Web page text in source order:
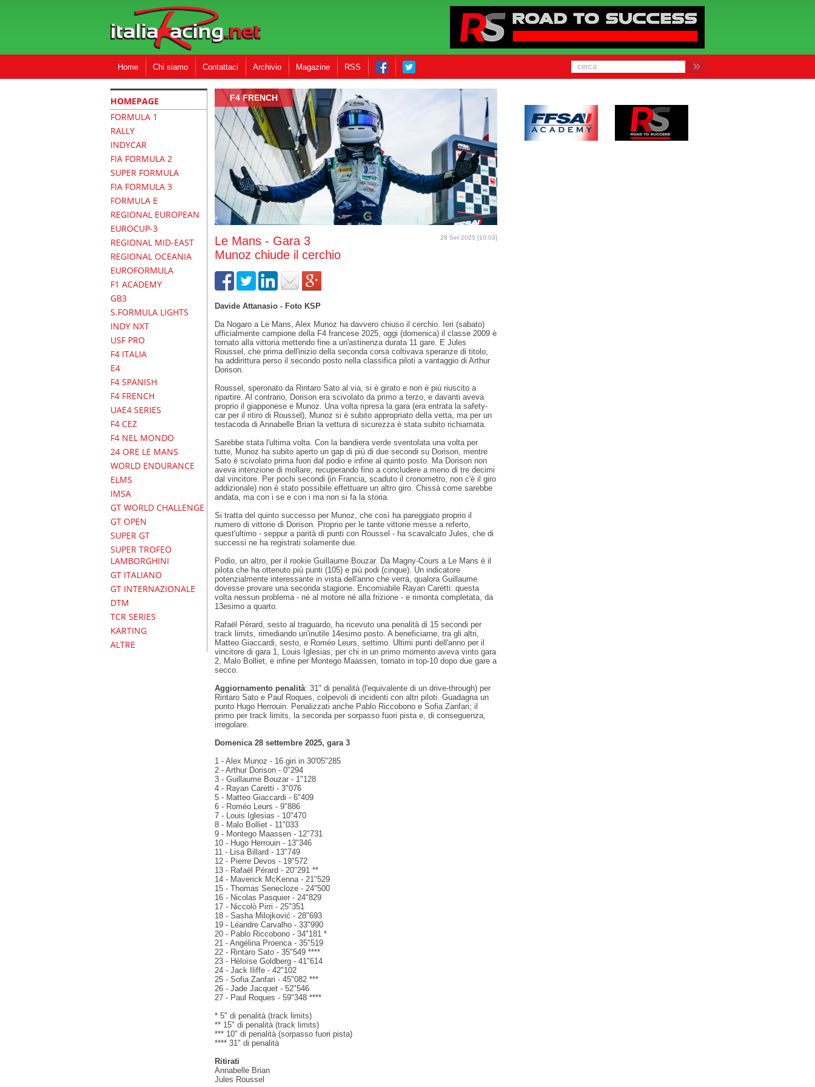
Home Chi siamo Contattaci Archivio Magazine RSS
HOMEPAGE
FORMULA 1
RALLY
INDYCAR
FIA FORMULA 2
SUPER FORMULA
FIA FORMULA 3
FORMULA E
REGIONAL EUROPEAN
EUROCUP-3
REGIONAL MID-EAST
REGIONAL OCEANIA
EUROFORMULA
F1 ACADEMY
GB3
S.FORMULA LIGHTS
INDY NXT
USF PRO
F4 ITALIA
E4
F4 SPANISH
F4 FRENCH
UAE4 SERIES
F4 CEZ
F4 NEL MONDO
24 ORE LE MANS
WORLD ENDURANCE
ELMS
IMSA
GT WORLD CHALLENGE
GT OPEN
SUPER GT
SUPER TROFEO
LAMBORGHINI
GT ITALIANO
GT INTERNAZIONALE
DTM
TCR SERIES
KARTING
ALTRE
F4 FRENCH
28 Set 2025 [10:03]
Le Mans - Gara 3
Munoz chiude il cerchio
Davide Attanasio - Foto KSP
Da Nogaro a Le Mans, Alex Munoz ha davvero chiuso il cerchio. Ieri (sabato)
ufficialmente campione della F4 francese 2025, oggi (domenica) il classe 2009 è
tornato alla vittoria mettendo fine a un'astinenza durata 11 gare. E Jules
Roussel, che prima dell'inizio della seconda corsa coltivava speranze di titolo,
ha addirittura perso il secondo posto nella classifica piloti a vantaggio di Arthur
Dorison.
Roussel, speronato da Rintaro Sato al via, si è girato e non è più riuscito a
ripartire. Al contrario, Dorison era scivolato da primo a terzo, e davanti aveva
proprio il giapponese e Munoz. Una volta ripresa la gara (era entrata la safety-
car per il ritiro di Roussel), Munoz si è subito appropriato della vetta, ma per un
testacoda di Annabelle Brian la vettura di sicurezza è stata subito richiamata.
Sarebbe stata l'ultima volta. Con la bandiera verde sventolata una volta per
tutte, Munoz ha subito aperto un gap di più di due secondi su Dorison, mentre
Sato è scivolato prima fuori dal podio e infine al quinto posto. Ma Dorison non
aveva intenzione di mollare, recuperando fino a concludere a meno di tre decimi
dal vincitore. Per pochi secondi (in Francia, scaduto il cronometro, non c'è il giro
addizionale) non è stato possibile effettuare un altro giro. Chissà come sarebbe
andata, ma con i se e con i ma non si fa la storia.
Si tratta del quinto successo per Munoz, che così ha pareggiato proprio il
numero di vittorie di Dorison. Proprio per le tante vittorie messe a referto,
quest'ultimo - seppur a parità di punti con Roussel - ha scavalcato Jules, che di
successi ne ha registrati solamente due.
Podio, un altro, per il rookie Guillaume Bouzar. Da Magny-Cours a Le Mans è il
pilota che ha ottenuto più punti (105) e più podi (cinque). Un indicatore
potenzialmente interessante in vista dell'anno che verrà, qualora Guillaume
dovesse provare una seconda stagione. Encomiabile Rayan Caretti: questa
volta nessun problema - né al motore né alla frizione - e rimonta completata, da
13esimo a quarto.
Rafaël Pérard, sesto al traguardo, ha ricevuto una penalità di 15 secondi per
track limits, rimediando un'inutile 14esimo posto. A beneficiarne, tra gli altri,
Matteo Giaccardi, sesto, e Roméo Leurs, settimo. Ultimi punti dell'anno per il
vincitore di gara 1, Louis Iglesias, per chi in un primo momento aveva vinto gara
2, Malo Bolliet, e infine per Montego Maassen, tornato in top-10 dopo due gare a
secco.
Aggiornamento penalità: 31" di penalità (l'equivalente di un drive-through) per
Rintaro Sato e Paul Roques, colpevoli di incidenti con altri piloti. Guadagna un
punto Hugo Herrouin. Penalizzati anche Pablo Riccobono e Sofia Zanfari; il
primo per track limits, la seconda per sorpasso fuori pista e, di conseguenza,
irregolare.
Domenica 28 settembre 2025, gara 3
1 - Alex Munoz - 16 giri in 30'05"285
2 - Arthur Dorison - 0"294
3 - Guillaume Bouzar - 1"128
4 - Rayan Caretti - 3"076
5 - Matteo Giaccardi - 6"409
6 - Roméo Leurs - 9"886
7 - Louis Iglesias - 10"470
8 - Malo Bolliet - 11"033
9 - Montego Maassen - 12"731
10 - Hugo Herrouin - 13"346
11 - Lisa Billard - 13"749
12 - Pierre Devos - 19"572
13 - Rafaël Pérard - 20"291 **
14 - Maverick McKenna - 21"529
15 - Thomas Senecloze - 24"500
16 - Nicolas Pasquier - 24"829
17 - Niccolò Pirri - 25"351
18 - Sasha Milojković - 28"693
19 - Léandre Carvalho - 33"990
20 - Pablo Riccobono - 34"181 *
21 - Angélina Proenca - 35"519
22 - Rintaro Sato - 35"549 ****
23 - Héloïse Goldberg - 41"614
24 - Jack Iliffe - 42"102
25 - Sofia Zanfari - 45"082 ***
26 - Jade Jacquet - 52"546
27 - Paul Roques - 59"348 ****
* 5" di penalità (track limits)
** 15" di penalità (track limits)
*** 10" di penalità (sorpasso fuori pista)
**** 31" di penalità
Ritirati
Annabelle Brian
Jules Roussel